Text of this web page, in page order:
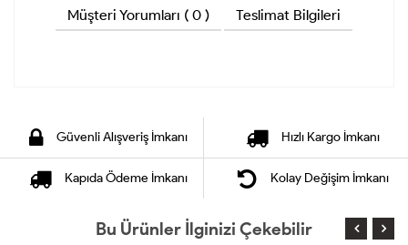
Müşteri Yorumları ( 0 ) Teslimat Bilgileri
Güvenli Alışveriş İmkanı Hızlı Kargo İmkanı
Kapıda Ödeme İmkanı Kolay Değişim İmkanı
Bu Ürünler İlginizi Çekebilir